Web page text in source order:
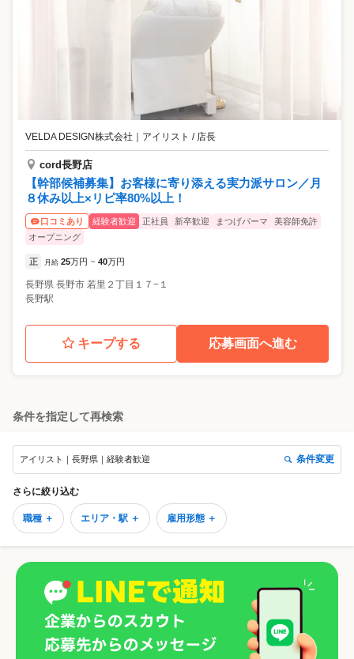
VELDA DESIGN株式会社 アイリスト / 店長
cord長野店
【幹部候補募集】お客様に寄り添える実力派サロン／月
８休み以上×リピ率80%以上！
口コミあり 経験者歓迎 正社員 新卒歓迎 まつげパーマ
美容師免許
オープニング
正 月給 25万円 ~ 40万円
長野県 長野市 若里２丁目１７−１
長野駅
キープする 応募画面へ進む
条件を指定して再検索
アイリスト｜長野県｜経験者歓迎 条件変更
さらに絞り込む
職種 ＋ エリア・駅 ＋ 雇用形態 ＋